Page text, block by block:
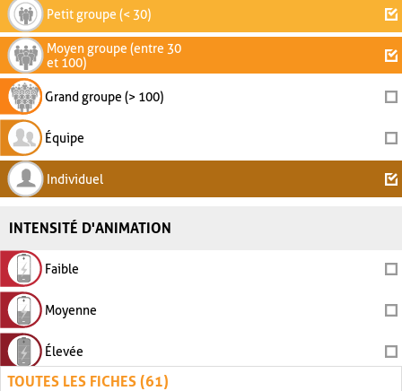
Petit groupe (< 30)
Moyen groupe (entre 30
et 100)
Grand groupe (> 100)
Équipe
Individuel
INTENSITÉ D'ANIMATION
Faible
Moyenne
Élevée
TOUTES LES FICHES (61)